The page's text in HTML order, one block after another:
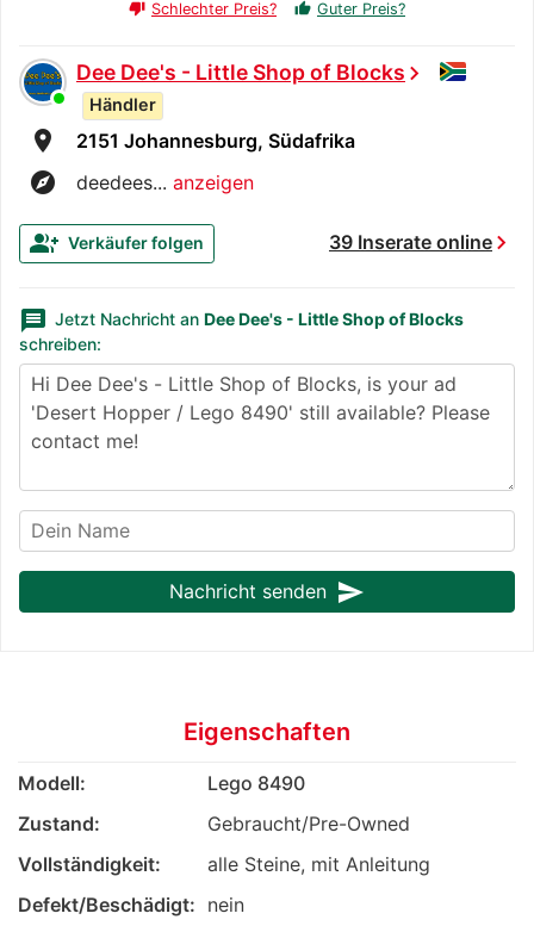
thumb_down Schlechter Preis? thumb_up Guter Preis?
Dee Dee's - Little Shop of Blockschevron_right
Händler
room 2151 Johannesburg, Südafrika
explore deedees... anzeigen
39 Inserate onlinechevron_right
group_add Verkäufer folgen
message Jetzt Nachricht an Dee Dee's - Little Shop of Blocks
schreiben:
Nachricht senden send
Eigenschaften
Modell:
Lego 8490
Zustand:
Gebraucht/Pre-Owned
Vollständigkeit:
alle Steine, mit Anleitung
Defekt/Beschädigt: nein